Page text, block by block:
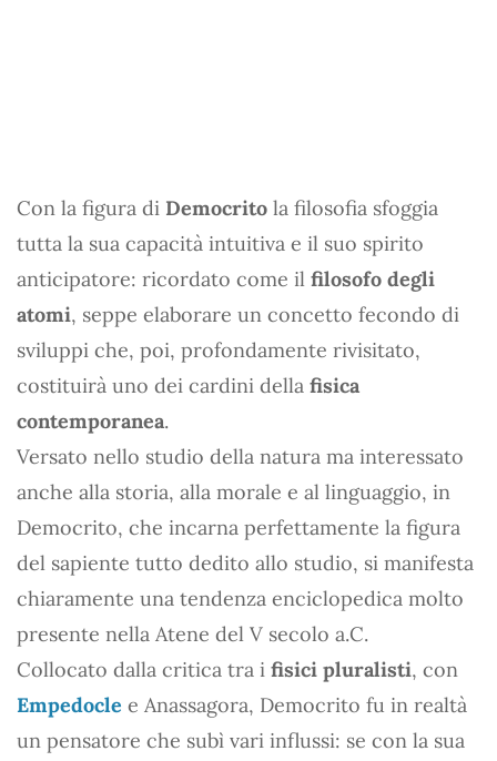
Con la figura di Democrito la filosofia sfoggia
tutta la sua capacità intuitiva e il suo spirito
anticipatore: ricordato come il filosofo degli
atomi, seppe elaborare un concetto fecondo di
sviluppi che, poi, profondamente rivisitato,
costituirà uno dei cardini della fisica
contemporanea.
Versato nello studio della natura ma interessato
anche alla storia, alla morale e al linguaggio, in
Democrito, che incarna perfettamente la figura
del sapiente tutto dedito allo studio, si manifesta
chiaramente una tendenza enciclopedica molto
presente nella Atene del V secolo a.C.
Collocato dalla critica tra i fisici pluralisti, con
Empedocle e Anassagora, Democrito fu in realtà
un pensatore che subì vari influssi: se con la sua